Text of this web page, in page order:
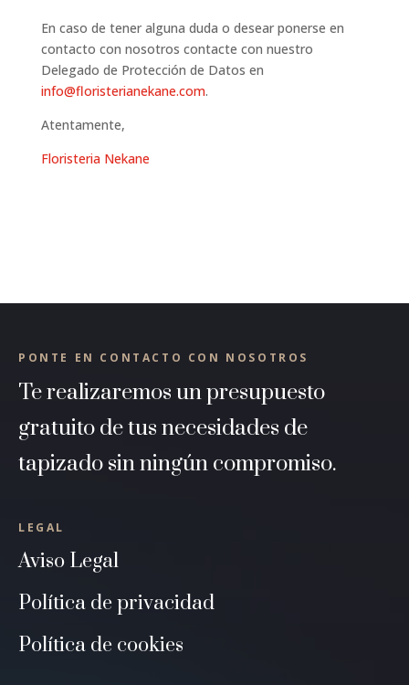
En caso de tener alguna duda o desear ponerse en
contacto con nosotros contacte con nuestro
Delegado de Protección de Datos en
info@floristerianekane.com.
Atentamente,
Floristeria Nekane
PONTE EN CONTACTO CON NOSOTROS
Te realizaremos un presupuesto
gratuito de tus necesidades de
tapizado sin ningún compromiso.
LEGAL
Aviso Legal
Política de privacidad
Política de cookies